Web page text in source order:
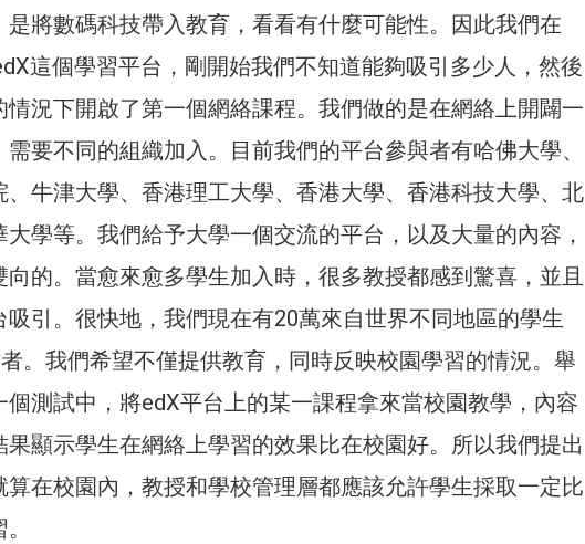
是將數碼科技帶入教育，看看有什麼可能性。因此我們在
這個學習平台，剛開始我們不知道能夠吸引多少人，然後
情況下開啟了第一個網絡課程。我們做的是在網絡上開闢一
要不同的組織加入。目前我們的平台參與者有哈佛大學、
、牛津大學、香港理工大學、香港大學、香港科技大學、北
大學等。我們給予大學一個交流的平台，以及大量的內容，
向的。當愈來愈多學生加入時，很多教授都感到驚喜，並且
吸引。很快地，我們現在有20萬來自世界不同地區的學生
。我們希望不僅提供教育，同時反映校園學習的情況。舉
個測試中，將edX平台上的某一課程拿來當校園教學，內容
果顯示學生在網絡上學習的效果比在校園好。所以我們提出
算在校園內，教授和學校管理層都應該允許學生採取一定比